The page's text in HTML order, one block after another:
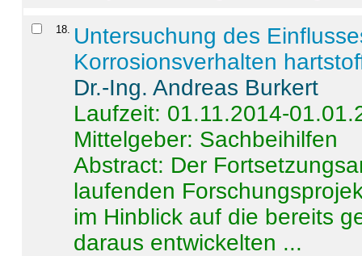
18
Untersuchung des
Korrosionsverhalten
Dr.-Ing. Andreas Burkert
Laufzeit: 01.11.2014-
Mittelgeber: Sachbeihilfen
Abstract: Der
laufenden
im Hinblick auf die bereits
daraus entwickelten ...